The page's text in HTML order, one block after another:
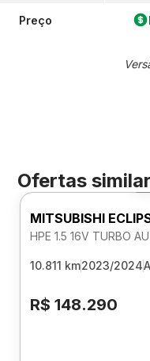
Preço
Ofertas
MITSUBISHI
HPE 1.5 16V TURBO
10.811 km2023/2024
R$ 148.290